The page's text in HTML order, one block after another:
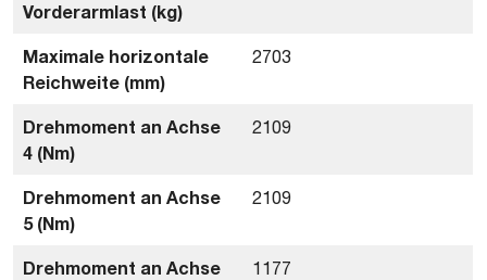
Vorderarmlast (kg)
Maximale horizontale
Reichweite (mm)
2703
Drehmoment an Achse
4 (Nm)
2109
Drehmoment an Achse
5 (Nm)
2109
Drehmoment an Achse
1177